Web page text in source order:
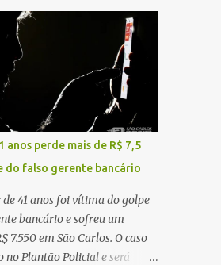
hospitais, unidades
e serviços de média e alta
que atendem pacientes não
mas também de
do entorno, ampliando
a responsabilidade da
Sistema Único de Saúde
anos, o Governo Federal
investimentos destinados ao
da atenção básica, da
hospitalar e da
dos serviços de saúde.
um cenário de demandas
anos perde mais de R$ 7,5
do falso gerente bancário
41 anos foi vítima do golpe
bancário e sofreu um
7.550 em São Carlos. O caso
no Plantão Policial e será